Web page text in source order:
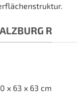
R
x 63 x 63 cm